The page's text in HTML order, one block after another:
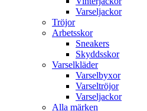
Varseljackor
Tröjor
Arbetsskor
Sneakers
Skyddsskor
Varselkläder
Varselbyxor
Varseltröjor
Varseljackor
Alla märken